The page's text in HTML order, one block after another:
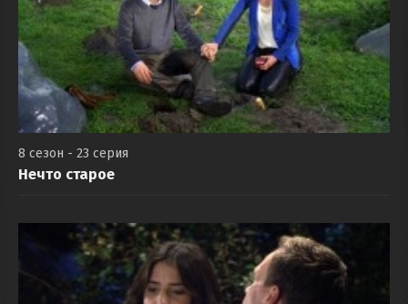
8 сезон - 23 серия
Нечто старое